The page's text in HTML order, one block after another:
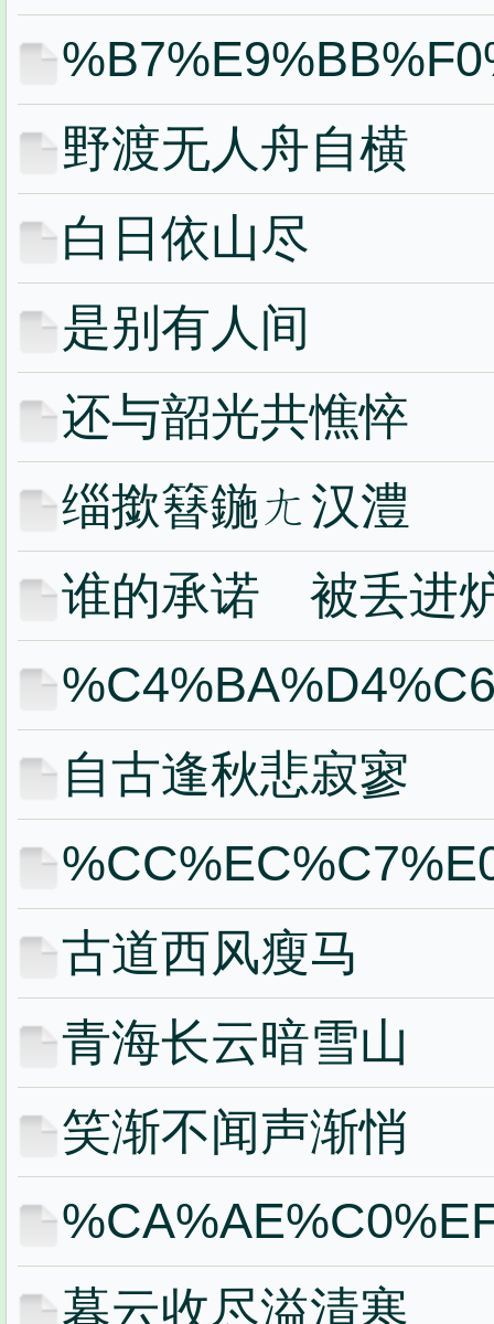
野渡无人舟自横
白日依山尽
是别有人间
还与韶光共憔悴
缁撳簮鍦ㄤ汉澧
谁的承诺 被丢进
自古逢秋悲寂寥
古道西风瘦马
青海长云暗雪山
笑渐不闻声渐悄
暮云收尽溢清寒